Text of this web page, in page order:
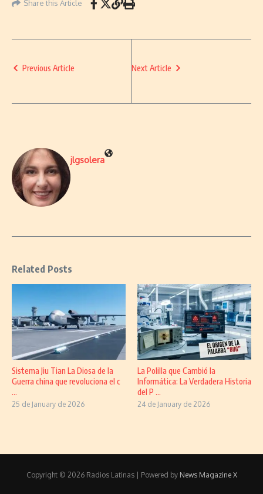
Share this Article
Previous Article Next Article
jlgsolera
Related Posts
Sistema Jiu Tian La Diosa de la
Guerra china que revoluciona el c
...
25 de January de 2026
La Polilla que Cambió la
Informática: La Verdadera Historia
del P ...
24 de January de 2026
Copyright © 2026 Radios Latinas | Powered by News Magazine X